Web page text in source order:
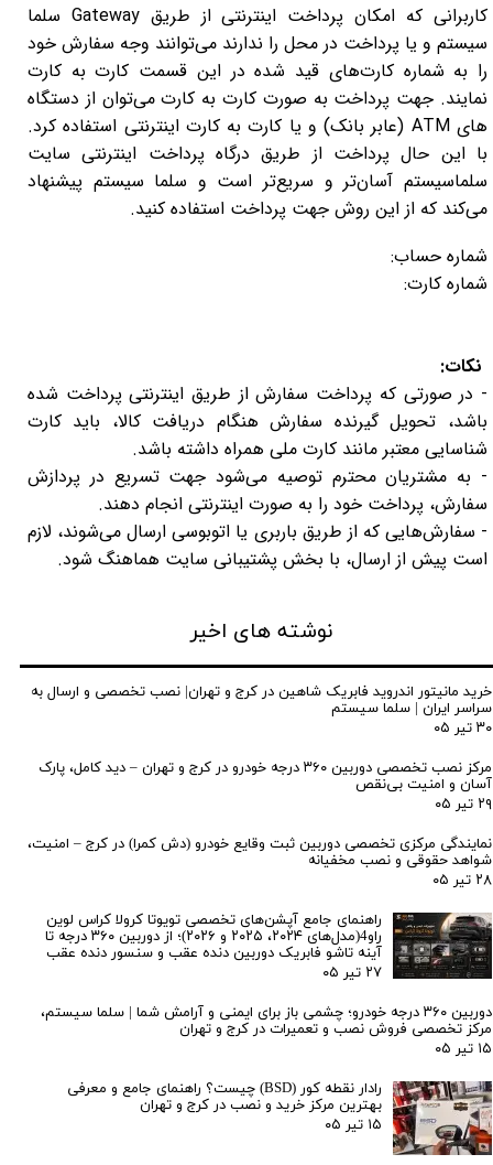
کاربرانی که امکان پرداخت اینترنتی از طریق Gateway سلما
سیستم و یا پرداخت در محل را ندارند می‌توانند وجه سفارش خود
را به شماره کارت‌های قید شده در این قسمت کارت به کارت
نمایند. جهت پرداخت به صورت کارت به کارت می‌توان از دستگاه
های ATM (عابر بانک) و یا کارت به کارت اینترنتی استفاده کرد.
با این حال پرداخت از طریق درگاه پرداخت اینترنتی سایت
سلماسیستم آسان‌تر و سریع‌تر است و سلما سیستم پیشنهاد
می‌کند که از این روش جهت پرداخت استفاده کنید.
شماره حساب:
شماره کارت:
نکات:
- در صورتی که پرداخت سفارش از طریق اینترنتی پرداخت شده
باشد، تحویل گیرنده سفارش هنگام دریافت کالا، باید کارت
شناسایی معتبر مانند کارت ملی همراه داشته باشد.
- به مشتریان محترم توصیه می‌شود جهت تسریع در پردازش
سفارش، پرداخت خود را به صورت اینترنتی انجام دهند.
- سفارش‌هایی که از طریق باربری یا اتوبوسی ارسال می‌شوند، لازم
است پیش از ارسال، با بخش پشتیبانی سایت هماهنگ شود.
نوشته های اخیر
خرید مانیتور اندروید فابریک شاهین در کرج و تهران| نصب تخصصی و ارسال به
سراسر ایران | سلما سیستم
۳۰ تیر ۰۵
مرکز نصب تخصصی دوربین ۳۶۰ درجه خودرو در کرج و تهران – دید کامل، پارک
آسان و امنیت بی‌نقص
۲۹ تیر ۰۵
نمایندگی مرکزی تخصصی دوربین ثبت وقایع خودرو (دش کمرا) در کرج – امنیت،
شواهد حقوقی و نصب مخفیانه
۲۸ تیر ۰۵
راهنمای جامع آپشن‌های تخصصی تویوتا کرولا کراس لوین
راو4(مدل‌های ۲۰۲۴، ۲۰۲۵ و ۲۰۲۶)؛ از دوربین ۳۶۰ درجه تا
آینه تاشو فابریک دوربین دنده عقب و سنسور دنده عقب
۲۷ تیر ۰۵
دوربین ۳۶۰ درجه خودرو؛ چشمی باز برای ایمنی و آرامش شما | سلما سیستم،
مرکز تخصصی فروش نصب و تعمیرات در کرج و تهران
۱۵ تیر ۰۵
رادار نقطه کور (BSD) چیست؟ راهنمای جامع و معرفی
بهترین مرکز خرید و نصب در کرج و تهران
۱۵ تیر ۰۵